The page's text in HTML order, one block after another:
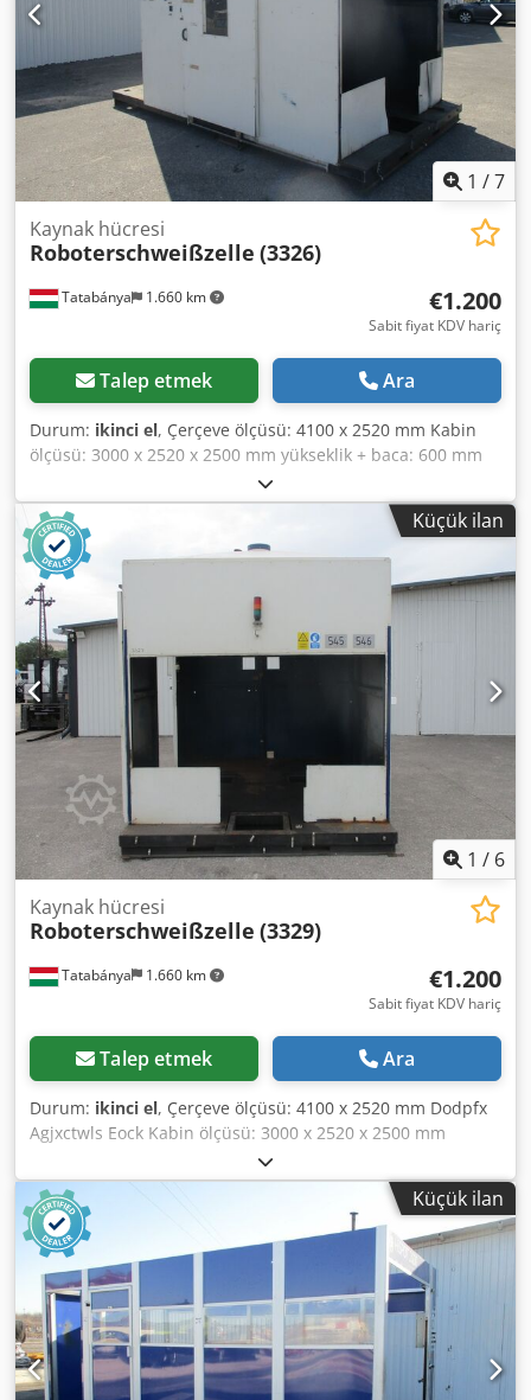
1 /7
Tatabánya 1.660 km
Kaynak hücresi
Roboterschweißzelle (3326)
€1.200
Sabit fiyat KDV hariç
Talep etmek Ara
Durum: ikinci el, Çerçeve ölçüsü: 4100 x 2520 mm Kabin
ölçüsü: 3000 x 2520 x 2500 mm yükseklik + baca: 600 mm
Küçük ilan
1 / 6
Tatabánya 1.660 km
Kaynak hücresi
Roboterschweißzelle (3329)
€1.200
Sabit fiyat KDV hariç
Talep etmek Ara
Durum: ikinci el, Çerçeve ölçüsü: 4100 x 2520 mm Dodpfx
Agjxctwls Eock Kabin ölçüsü: 3000 x 2520 x 2500 mm
Küçük ilan